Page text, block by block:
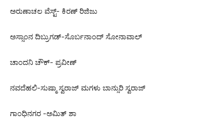
ಅರುಣಾಚಲ ವೆಸ್ಟ್- ಕಿರಣ್ ರಿಜಿಜು
ಅಸ್ಸಾಂನ ದಿಬ್ರುಗಡ್-ಸೊರ್ಬನಾಂದ್ ಸೋನಾವಾಲ್
ಚಾಂದನಿ ಚೌಕ್- ಪ್ರವೀಣ್
ನವದೆಹಲಿ-ಸುಷ್ಮಾ ಸ್ವರಾಜ್ ಮಗಳು ಬಾನ್ಸುರಿ ಸ್ವರಾಜ್
ಗಾಂಧಿನಗರ -ಅಮಿತ್ ಶಾ